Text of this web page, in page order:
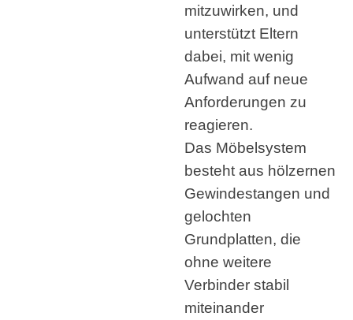
mitzuwirken, und
unterstützt Eltern
dabei, mit wenig
Aufwand auf neue
Anforderungen zu
reagieren.
Das Möbelsystem
besteht aus hölzernen
Gewindestangen und
gelochten
Grundplatten, die
ohne weitere
Verbinder stabil
miteinander